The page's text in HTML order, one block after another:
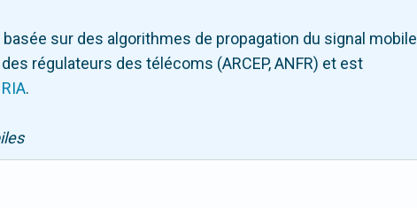
sur des algorithmes de propagation du signal mobile
régulateurs des télécoms (ARCEP, ANFR) et est
.